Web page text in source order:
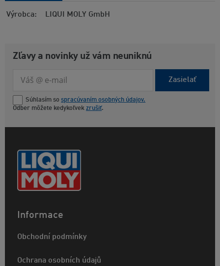
Výrobca LIQUI MOLY GmbH
Zľavy a novinky už vám neuniknú
Zasielať
Súhlasím so spracúvaním osobných údajov.
Odber môžete kedykoľvek zrušiť.
Informace
Obchodní podmínky
Ochrana osobních údajů